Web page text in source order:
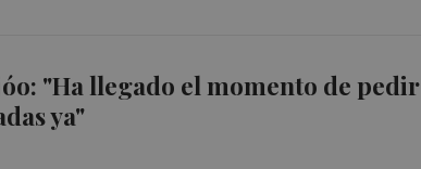
"Ha llegado el momento de pedir
ya"